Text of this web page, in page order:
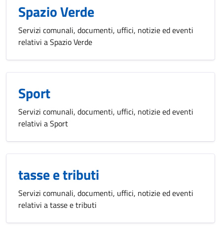
Spazio Verde
Servizi comunali, documenti, uffici, notizie ed eventi
relativi a Spazio Verde
Sport
Servizi comunali, documenti, uffici, notizie ed eventi
relativi a Sport
tasse e tributi
Servizi comunali, documenti, uffici, notizie ed eventi
relativi a tasse e tributi